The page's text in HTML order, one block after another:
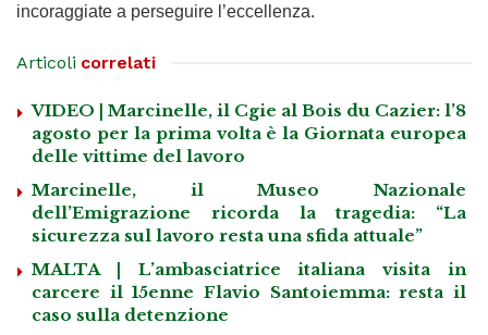
incoraggiate a perseguire l’eccellenza.
Articoli correlati
VIDEO | Marcinelle, il Cgie al Bois du Cazier: l’8
agosto per la prima volta è la Giornata europea
delle vittime del lavoro
Marcinelle, il Museo Nazionale
dell’Emigrazione ricorda la tragedia: “La
sicurezza sul lavoro resta una sfida attuale”
MALTA | L’ambasciatrice italiana visita in
carcere il 15enne Flavio Santoiemma: resta il
caso sulla detenzione